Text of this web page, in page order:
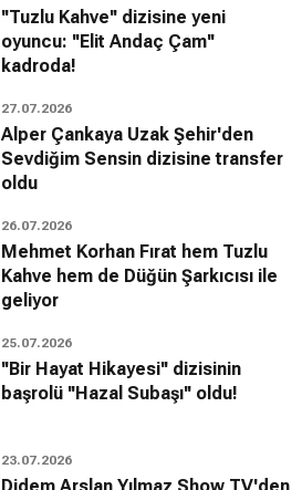
''Tuzlu Kahve'' dizisine yeni
oyuncu: ''Elit Andaç Çam''
kadroda!
27.07.2026
Alper Çankaya Uzak Şehir'den
Sevdiğim Sensin dizisine transfer
oldu
26.07.2026
Mehmet Korhan Fırat hem Tuzlu
Kahve hem de Düğün Şarkıcısı ile
geliyor
25.07.2026
''Bir Hayat Hikayesi'' dizisinin
başrolü ''Hazal Subaşı'' oldu!
23.07.2026